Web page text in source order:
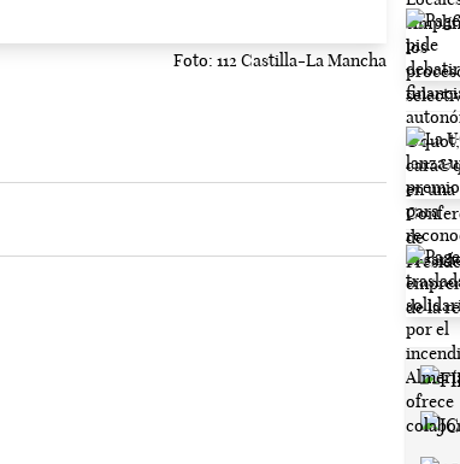
Foto: 112 Castilla-La Mancha